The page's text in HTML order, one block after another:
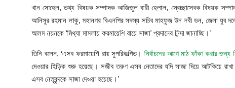
খান সোহেল, তথ্য বিষয়ক সম্পাদক আজিজুল বারী হেলাল, স্বেচ্ছাসেবক বিষয়ক
আনিসুর রহমান লাকু, মহানগর বিএনপির সদস্য সচিব মাহফুজ উন নবী ডন, জেলা যুব
আলম নয়নকে ‘মিথ্যা মামলায় ফরমায়েশি রায়ে সাজা’ প্রদানের নিন্দা জানাচ্ছি।’
তিনি বলেন, ‘এসব ফরমায়েশি রায় সুপরিকল্পিত। নির্বাচনের আগে মাঠ ফাঁকা করার জন্য
দেওয়ার হিড়িক শুরু হয়েছে। সজীব তরুণ এসব নেতাদের যদি সাজা দিয়ে আটকিয়ে
এসব নেতৃবৃন্দকে সাজা দেওয়া হয়েছে।’